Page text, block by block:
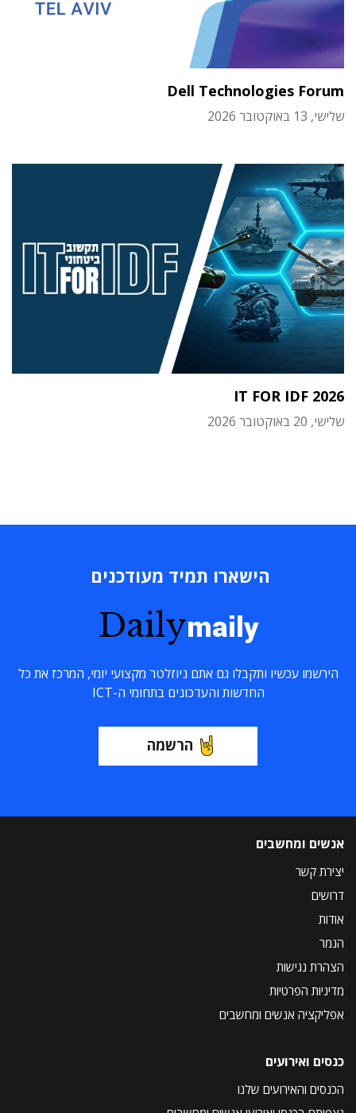
Dell Technologies Forum
שלישי, 13 באוקטובר 2026
IT FOR IDF 2026
שלישי, 20 באוקטובר 2026
הישארו תמיד מעודכנים
Dailymaily
הירשמו עכשיו ותקבלו גם אתם ניוזלטר מקצועי יומי, המרכז את כל
החדשות והעדכונים בתחומי ה-ICT
הרשמה
אנשים ומחשבים
יצירת קשר
דרושים
אודות
הנמר
הצהרת נגישות
מדיניות הפרטיות
אפליקציה אנשים ומחשבים
כנסים ואירועים
הכנסים והאירועים שלנו